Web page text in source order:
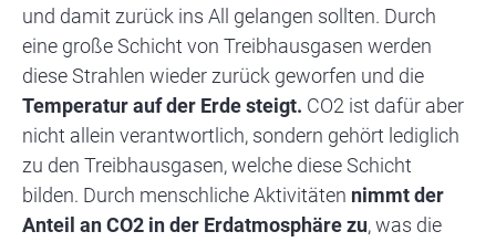
und damit zurück ins All gelangen sollten. Durch
eine große Schicht von Treibhausgasen werden
diese Strahlen wieder zurück geworfen und die
Temperatur auf der Erde steigt. CO2 ist dafür aber
nicht allein verantwortlich, sondern gehört lediglich
zu den Treibhausgasen, welche diese Schicht
bilden. Durch menschliche Aktivitäten nimmt der
Anteil an CO2 in der Erdatmosphäre zu, was die